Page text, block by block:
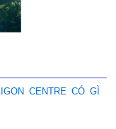
CENTRE CÓ GÌ